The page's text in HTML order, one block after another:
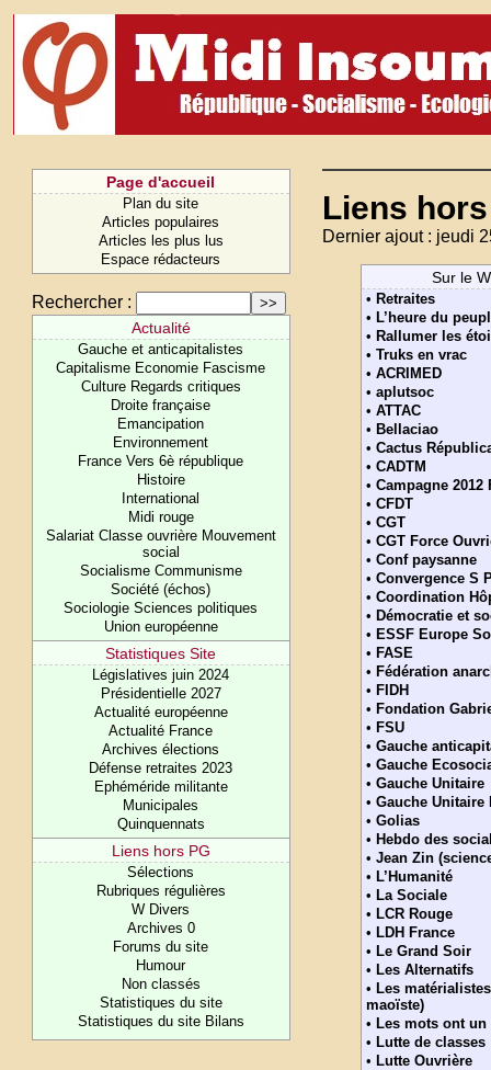
Page d'accueil
Plan du site
Articles populaires
Articles les plus lus
Espace rédacteurs
Rechercher :
Actualité
Gauche et anticapitalistes
Capitalisme Economie Fascisme
Culture Regards critiques
Droite française
Emancipation
Environnement
France Vers 6è république
Histoire
International
Midi rouge
Salariat Classe ouvrière Mouvement
social
Socialisme Communisme
Société (échos)
Sociologie Sciences politiques
Union européenne
Statistiques Site
Législatives juin 2024
Présidentielle 2027
Actualité européenne
Actualité France
Archives élections
Défense retraites 2023
Ephéméride militante
Municipales
Quinquennats
Liens hors PG
Sélections
Rubriques régulières
W Divers
Archives 0
Forums du site
Humour
Non classés
Statistiques du site
Statistiques du site Bilans
Liens
Dernier ajout : jeudi
Sur le
• Retraites
• L’heure du
• Rallumer les
• Truks en vrac
• ACRIMED
• aplutsoc
• ATTAC
• Bellaciao
• Cactus
• CADTM
• Campagne 2012
• CFDT
• CGT
• CGT Force
• Conf paysanne
• Convergence S
• Coordination
• Démocratie et
• ESSF Europe
• FASE
• Fédération
• FIDH
• Fondation
• FSU
• Gauche
• Gauche
• Gauche Unitaire
• Gauche Unitaire
• Golias
• Hebdo des
• Jean Zin
• L’Humanité
• La Sociale
• LCR Rouge
• LDH France
• Le Grand Soir
• Les Alternatifs
• Les
maoïste)
• Les mots ont un
• Lutte de classes
• Lutte Ouvrière